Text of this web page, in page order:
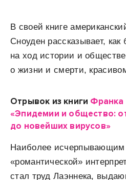
В своей книге
Сноуден рассказывает,
на ход истории и
о жизни и смерти,
Отрывок из книги Франка
«Эпидемии и общество:
до новейших вирусов»
Наиболее
«романтической»
стал труд Лаэннека,